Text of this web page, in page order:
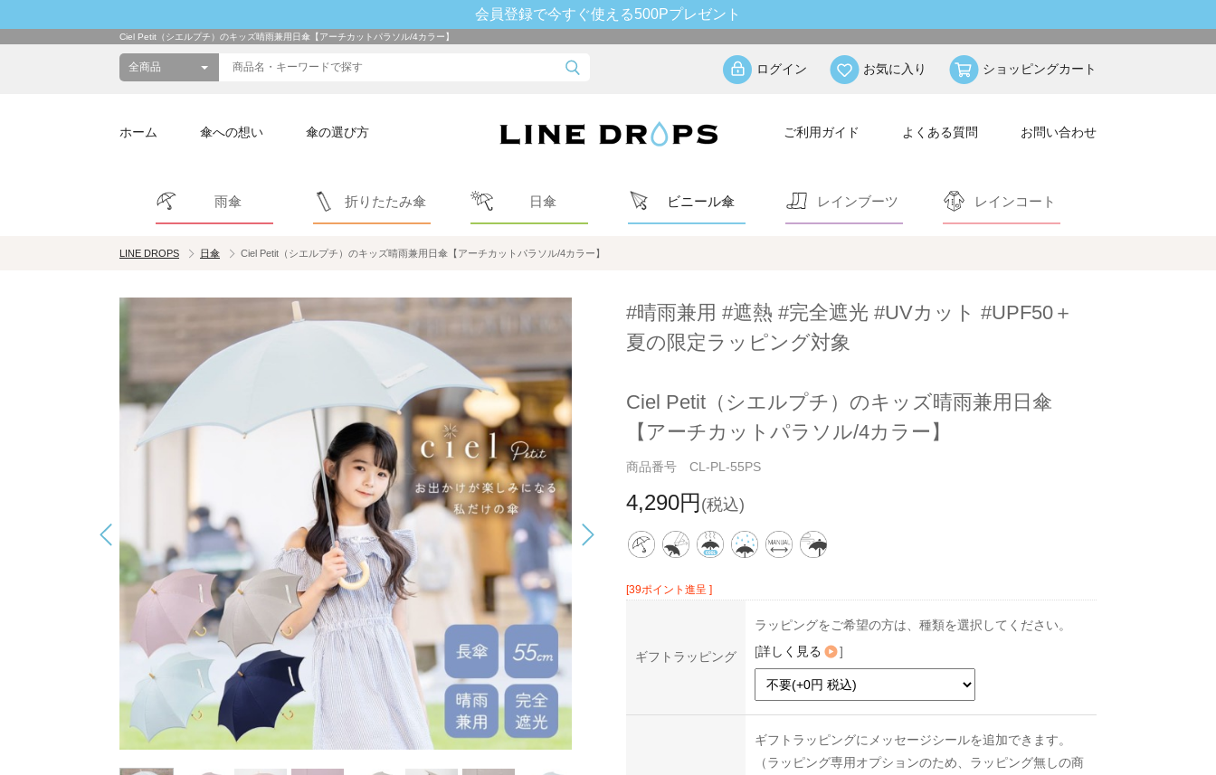
会員登録で今すぐ使える500Pプレゼント
Ciel Petit（シエルプチ）のキッズ晴雨兼用日傘【アーチカットパラソル/4カラー】
ログイン お気に入り ショッピングカート
ホーム 傘への想い 傘の選び方 ご利用ガイド よくある質問 お問い合わせ
雨傘 折りたたみ傘 日傘 ビニール傘 レインブーツ レインコート
LINE DROPS 日傘 Ciel Petit（シエルプチ）のキッズ晴雨兼用日傘【アーチカットパラソル/4カラー】
#晴雨兼用 #遮熱 #完全遮光 #UVカット #UPF50＋
夏の限定ラッピング対象
Ciel Petit（シエルプチ）のキッズ晴雨兼用日傘
【アーチカットパラソル/4カラー】
商品番号 CL-PL-55PS
4,290円 (税込)
[39ポイント進呈 ]
ギフトラッピング
ラッピングをご希望の方は、種類を選択してください。
[詳しく見る ]
ギフトラッピングにメッセージシールを追加できます。
（ラッピング専用オプションのため、ラッピング無しの商